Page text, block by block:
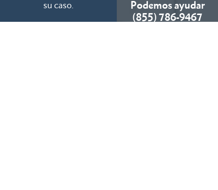
su caso.
Podemos ayudar
(855) 786-9467